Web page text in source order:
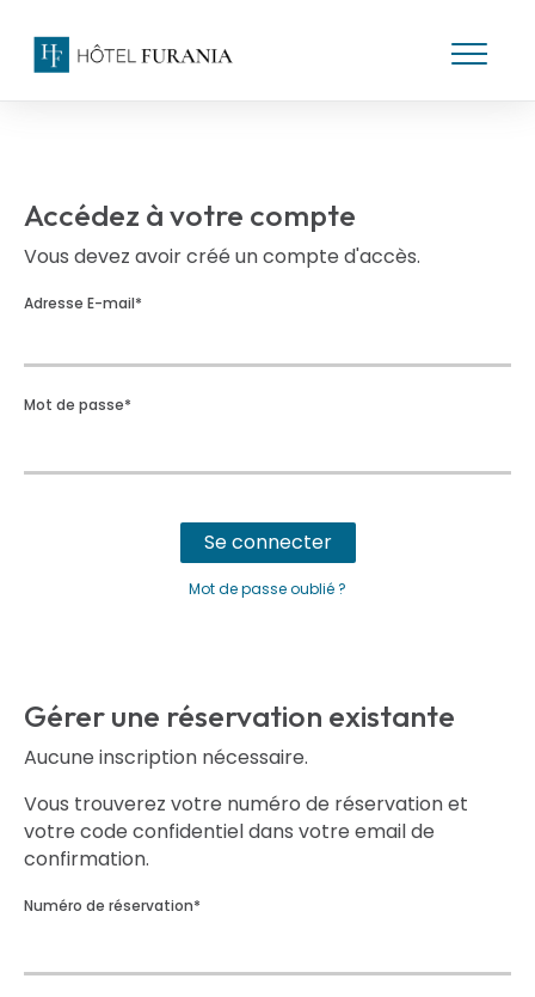
Accédez à votre compte
Vous devez avoir créé un compte d'accès.
Adresse E-mail*
Mot de passe*
Se connecter
Mot de passe oublié ?
Gérer une réservation existante
Aucune inscription nécessaire.
Vous trouverez votre numéro de réservation et
votre code confidentiel dans votre email de
confirmation.
Numéro de réservation*